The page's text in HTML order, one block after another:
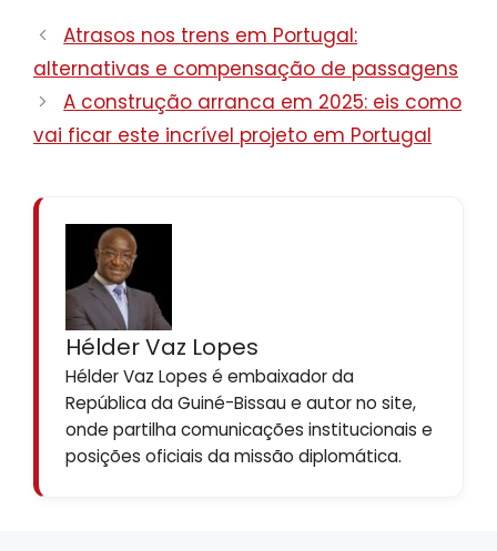
Atrasos nos trens em Portugal:
alternativas e compensação de passagens
A construção arranca em 2025: eis como
vai ficar este incrível projeto em Portugal
Hélder Vaz Lopes
Hélder Vaz Lopes é embaixador da
República da Guiné-Bissau e autor no site,
onde partilha comunicações institucionais e
posições oficiais da missão diplomática.